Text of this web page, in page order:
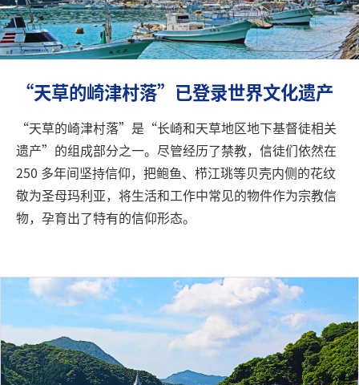
旅行信息
关闭
“天草的崎津村落”已登录世界文化遗产
“天草的崎津村落”是“长崎和天草地区地下基督徒相关
遗产”的组成部分之一。尽管经历了禁教，信徒们依然在
250 多年间坚持信仰，把鲍鱼、栉江珧等贝壳内侧的花纹
敬为圣母玛利亚，将生活和工作中常见的物件作为宗教信
物，孕育出了特有的信仰形态。